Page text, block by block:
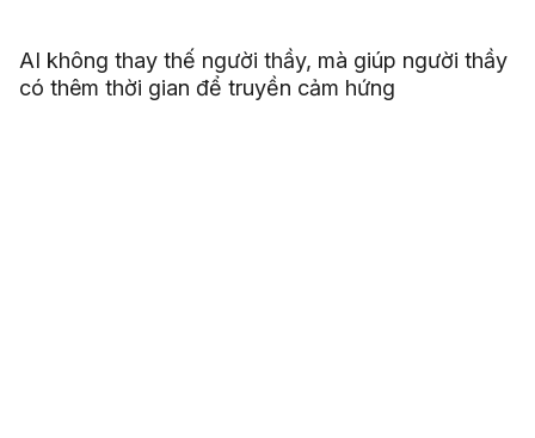
AI không thay thế người thầy, mà giúp người thầy
có thêm thời gian để truyền cảm hứng